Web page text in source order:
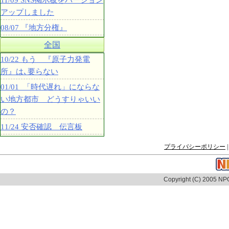
アップしました
08/07 『地方分権』
全国
10/22 もう 『原子力発電
所』は､要らない
01/01 「時代遅れ」にならな
い地方都市 どうすりゃいい
の？
11/24 安否確認 伝言板
プライバシーポリシー
Copyright (C) 2005